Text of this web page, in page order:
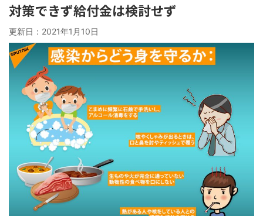
対策できず給付金は検討せず
更新日： 2021年1月10日